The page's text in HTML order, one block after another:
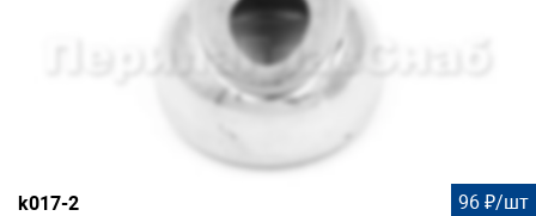
k017-2 96 ₽/шт